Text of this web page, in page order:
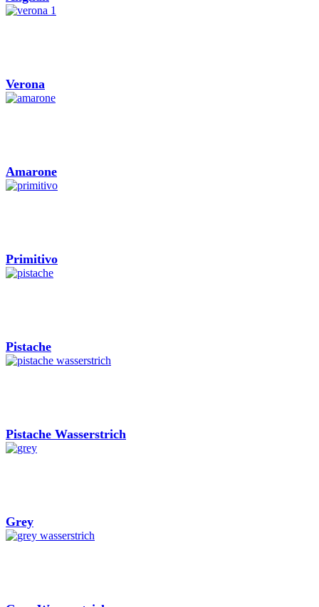
Verona
Amarone
Primitivo
Pistache
Pistache Wasserstrich
Grey